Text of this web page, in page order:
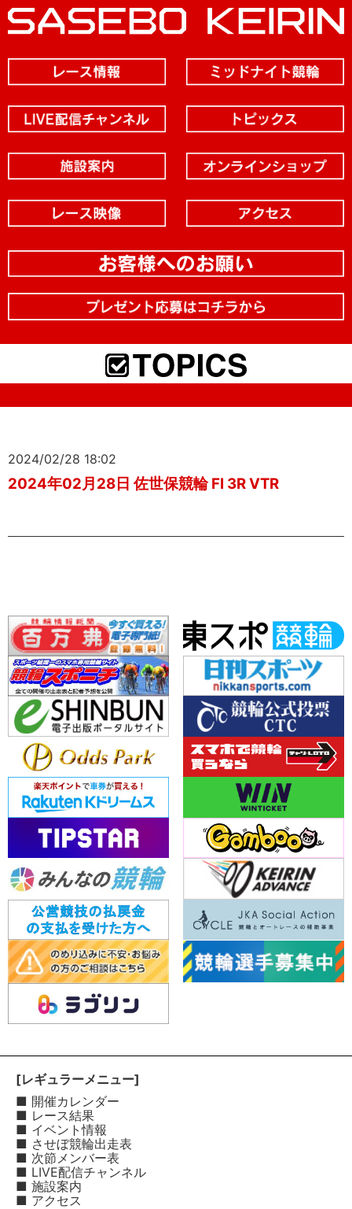
2024/02/28 18:02
2024年02月28日 佐世保競輪 FI 3R VTR
[レギュラーメニュー]
■ 開催カレンダー
■ レース結果
■ イベント情報
■ させぼ競輪出走表
■ 次節メンバー表
■ LIVE配信チャンネル
■ 施設案内
■ アクセス